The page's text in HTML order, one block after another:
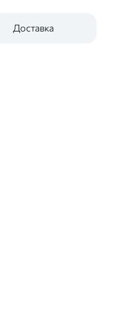
Доставка